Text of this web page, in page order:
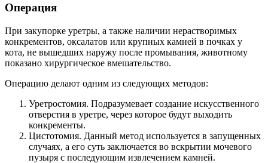
Операция
При закупорке уретры, а также наличии нерастворимых
конкрементов, оксалатов или крупных камней в почках у
кота, не вышедших наружу после промывания, животному
показано хирургическое вмешательство.
Операцию делают одним из следующих методов:
Уретростомия. Подразумевает создание искусственного
отверстия в уретре, через которое будут выходить
конкременты.
Цистотомия. Данный метод используется в запущенных
случаях, а его суть заключается во вскрытии мочевого
пузыря с последующим извлечением камней.